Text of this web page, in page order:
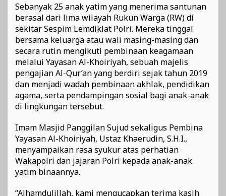
Sebanyak 25 anak yatim yang menerima santunan
berasal dari lima wilayah Rukun Warga (RW) di
sekitar Sespim Lemdiklat Polri. Mereka tinggal
bersama keluarga atau wali masing-masing dan
secara rutin mengikuti pembinaan keagamaan
melalui Yayasan Al-Khoiriyah, sebuah majelis
pengajian Al-Qur’an yang berdiri sejak tahun 2019
dan menjadi wadah pembinaan akhlak, pendidikan
agama, serta pendampingan sosial bagi anak-anak
di lingkungan tersebut.
Imam Masjid Panggilan Sujud sekaligus Pembina
Yayasan Al-Khoiriyah, Ustaz Khaerudin, S.H.I.,
menyampaikan rasa syukur atas perhatian
Wakapolri dan jajaran Polri kepada anak-anak
yatim binaannya.
“Alhamdulillah, kami mengucapkan terima kasih